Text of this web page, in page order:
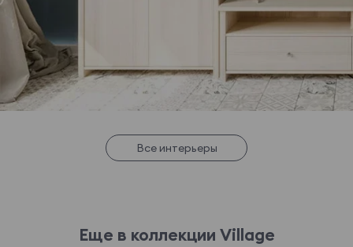
Все интерьеры
Еще в коллекции Village